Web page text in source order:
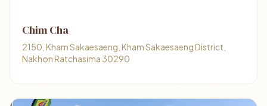
Chim Cha
2150, Kham Sakaesaeng, Kham Sakaesaeng District,
Nakhon Ratchasima 30290